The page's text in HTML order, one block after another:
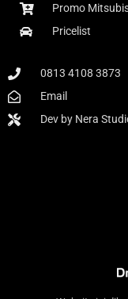
0813 4108 3873
Email
Dev by Nera
Promo
Pricelist